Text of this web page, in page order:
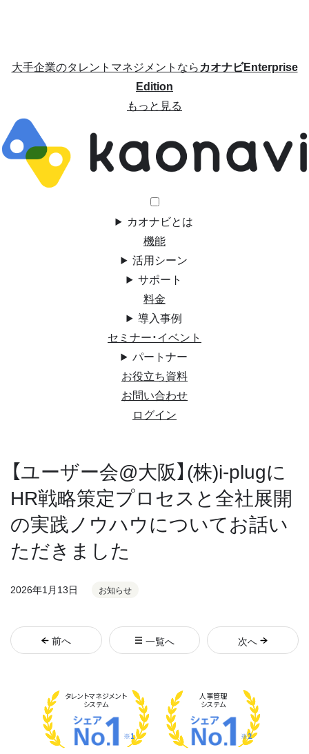
大手企業のタレントマネジメントならカオナビEnterprise
Edition
もっと見る
カオナビとは
機能
活用シーン
サポート
料金
導入事例
セミナー・イベント
パートナー
お役立ち資料
お問い合わせ
ログイン
【ユーザー会@大阪】(株)i-plugに
HR戦略策定プロセスと全社展開
の実践ノウハウについてお話い
ただきました
2026年1月13日 お知らせ
前へ 一覧へ 次へ
タレントマネジメント
システム
※1
人事管理
システム
※2